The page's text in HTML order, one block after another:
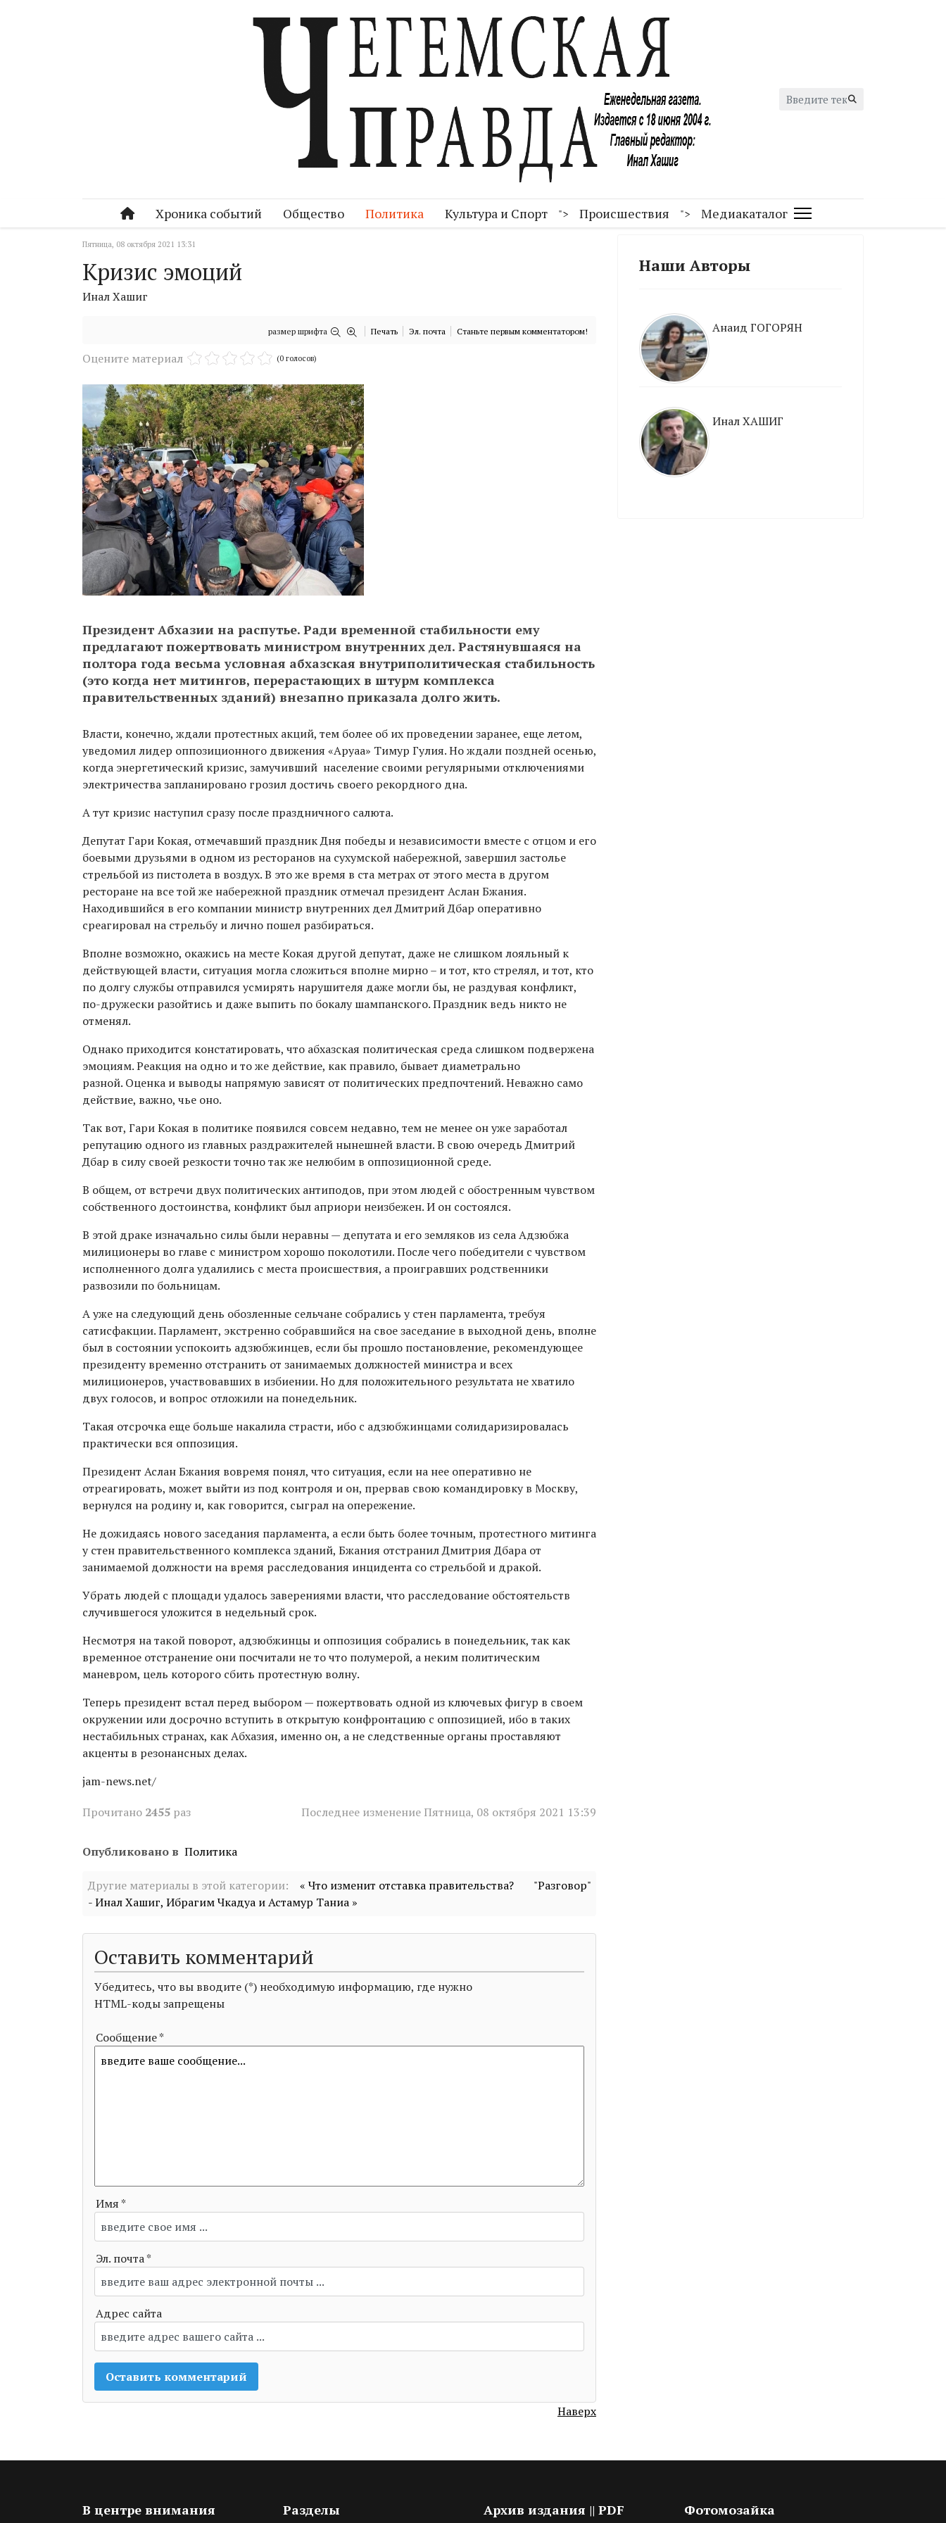
Искать...
Хроника событий Общество Политика Культура и Спорт "> Происшествия "> Медиакаталог
Пятница, 08 октября 2021 13:31
Кризис эмоций
Инал Хашиг
размер шрифта Печать Эл. почта Станьте первым комментатором!
Оцените материал (0 голосов)
Президент Абхазии на распутье. Ради временной стабильности ему
предлагают пожертвовать министром внутренних дел. Растянувшаяся на
полтора года весьма условная абхазская внутриполитическая стабильность
(это когда нет митингов, перерастающих в штурм комплекса
правительственных зданий) внезапно приказала долго жить.
Власти, конечно, ждали протестных акций, тем более об их проведении заранее, еще летом,
уведомил лидер оппозиционного движения «Аруаа» Тимур Гулия. Но ждали поздней осенью,
когда энергетический кризис, замучивший население своими регулярными отключениями
электричества запланировано грозил достичь своего рекордного дна.
А тут кризис наступил сразу после праздничного салюта.
Депутат Гари Кокая, отмечавший праздник Дня победы и независимости вместе с отцом и его
боевыми друзьями в одном из ресторанов на сухумской набережной, завершил застолье
стрельбой из пистолета в воздух. В это же время в ста метрах от этого места в другом
ресторане на все той же набережной праздник отмечал президент Аслан Бжания.
Находившийся в его компании министр внутренних дел Дмитрий Дбар оперативно
среагировал на стрельбу и лично пошел разбираться.
Вполне возможно, окажись на месте Кокая другой депутат, даже не слишком лояльный к
действующей власти, ситуация могла сложиться вполне мирно – и тот, кто стрелял, и тот, кто
по долгу службы отправился усмирять нарушителя даже могли бы, не раздувая конфликт,
по-дружески разойтись и даже выпить по бокалу шампанского. Праздник ведь никто не
отменял.
Однако приходится констатировать, что абхазская политическая среда слишком подвержена
эмоциям. Реакция на одно и то же действие, как правило, бывает диаметрально
разной. Оценка и выводы напрямую зависят от политических предпочтений. Неважно само
действие, важно, чье оно.
Так вот, Гари Кокая в политике появился совсем недавно, тем не менее он уже заработал
репутацию одного из главных раздражителей нынешней власти. В свою очередь Дмитрий
Дбар в силу своей резкости точно так же нелюбим в оппозиционной среде.
В общем, от встречи двух политических антиподов, при этом людей с обостренным чувством
собственного достоинства, конфликт был априори неизбежен. И он состоялся.
В этой драке изначально силы были неравны — депутата и его земляков из села Адзюбжа
милиционеры во главе с министром хорошо поколотили. После чего победители с чувством
исполненного долга удалились с места происшествия, а проигравших родственники
развозили по больницам.
А уже на следующий день обозленные сельчане собрались у стен парламента, требуя
сатисфакции. Парламент, экстренно собравшийся на свое заседание в выходной день, вполне
был в состоянии успокоить адзюбжинцев, если бы прошло постановление, рекомендующее
президенту временно отстранить от занимаемых должностей министра и всех
милиционеров, участвовавших в избиении. Но для положительного результата не хватило
двух голосов, и вопрос отложили на понедельник.
Такая отсрочка еще больше накалила страсти, ибо с адзюбжинцами солидаризировалась
практически вся оппозиция.
Президент Аслан Бжания вовремя понял, что ситуация, если на нее оперативно не
отреагировать, может выйти из под контроля и он, прервав свою командировку в Москву,
вернулся на родину и, как говорится, сыграл на опережение.
Не дожидаясь нового заседания парламента, а если быть более точным, протестного митинга
у стен правительственного комплекса зданий, Бжания отстранил Дмитрия Дбара от
занимаемой должности на время расследования инцидента со стрельбой и дракой.
Убрать людей с площади удалось заверениями власти, что расследование обстоятельств
случившегося уложится в недельный срок.
Несмотря на такой поворот, адзюбжинцы и оппозиция собрались в понедельник, так как
временное отстранение они посчитали не то что полумерой, а неким политическим
маневром, цель которого сбить протестную волну.
Теперь президент встал перед выбором — пожертвовать одной из ключевых фигур в своем
окружении или досрочно вступить в открытую конфронтацию с оппозицией, ибо в таких
нестабильных странах, как Абхазия, именно он, а не следственные органы проставляют
акценты в резонансных делах.
jam-news.net/
Прочитано 2455 раз Последнее изменение Пятница, 08 октября 2021 13:39
Опубликовано в Политика
Другие материалы в этой категории: « Что изменит отставка правительства?
"Разговор"
- Инал Хашиг, Ибрагим Чкадуа и Астамур Таниа »
Оставить комментарий
Убедитесь, что вы вводите (*) необходимую информацию, где нужно
HTML-коды запрещены
Сообщение *
Имя *
Эл. почта *
Адрес сайта
Наверх
Наши Авторы
Анаид ГОГОРЯН
Инал ХАШИГ
В центре внимания Разделы Архив издания || PDF Фотомозайка